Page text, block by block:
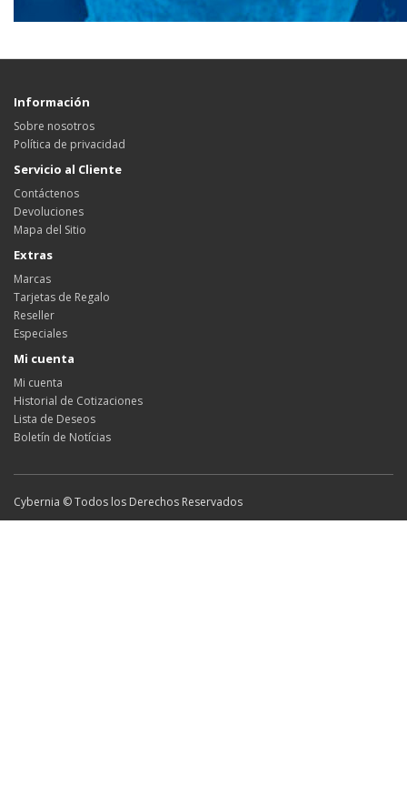
Información
Sobre nosotros
Política de privacidad
Servicio al Cliente
Contáctenos
Devoluciones
Mapa del Sitio
Extras
Marcas
Tarjetas de Regalo
Reseller
Especiales
Mi cuenta
Mi cuenta
Historial de Cotizaciones
Lista de Deseos
Boletín de Notícias
Cybernia © Todos los Derechos Reservados